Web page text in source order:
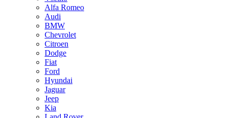
Alfa Romeo
Audi
BMW
Chevrolet
Citroen
Dodge
Fiat
Ford
Hyundai
Jaguar
Jeep
Kia